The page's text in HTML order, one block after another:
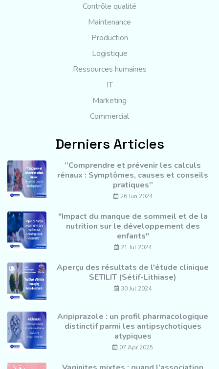
Contrôle qualité
Maintenance
Production
Logistique
Ressources humaines
IT
Marketing
Commercial
Derniers Articles
‘’Comprendre et prévenir les calculs
rénaux : Symptômes, causes et conseils
pratiques’’
26 Jun 2024
"Impact du manque de sommeil et de la
nutrition sur le développement des
enfants"
21 Jul 2024
Aperçu des résultats de l'étude clinique
SETILIT (Sétif-Lithiase)
30 Jul 2024
Aripiprazole : un profil pharmacologique
distinctif parmi les antipsychotiques
atypiques
07 Apr 2025